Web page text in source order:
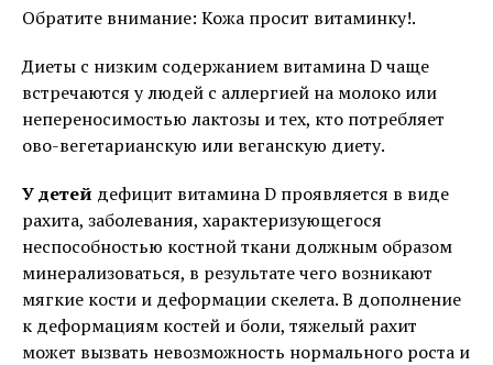
Обратите внимание: Кожа просит витаминку!.
Диеты с низким содержанием витамина D чаще
встречаются у людей с аллергией на молоко или
непереносимостью лактозы и тех, кто потребляет
ово-вегетарианскую или веганскую диету.
У детей дефицит витамина D проявляется в виде
рахита, заболевания, характеризующегося
неспособностью костной ткани должным образом
минерализоваться, в результате чего возникают
мягкие кости и деформации скелета. В дополнение
к деформациям костей и боли, тяжелый рахит
может вызвать невозможность нормального роста и